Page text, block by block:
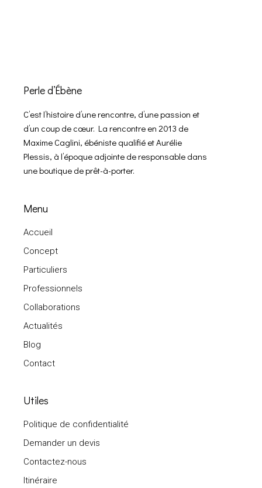
Perle d’Ébène
C’est l’histoire d’une rencontre, d’une passion et
d’un coup de cœur. La rencontre en 2013 de
Maxime Caglini, ébéniste qualifié et Aurélie
Plessis, à l’époque adjointe de responsable dans
une boutique de prêt-à-porter.
Menu
Accueil
Concept
Particuliers
Professionnels
Collaborations
Actualités
Blog
Contact
Utiles
Politique de confidentialité
Demander un devis
Contactez-nous
Itinéraire